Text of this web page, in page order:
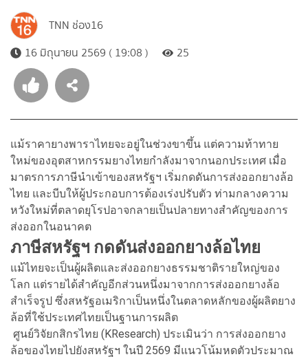
TNN ช่อง16
16 มิถุนายน 2569 ( 19:08 )
25
แม้ราคายางพาราไทยจะอยู่ในช่วงขาขึ้น แต่ความท้าทาย
ใหม่ของอุตสาหกรรมยางไทยกำลังมาจากนอกประเทศ เมื่อ
มาตรการภาษีนำเข้าของสหรัฐฯ เริ่มกดดันการส่งออกยางล้อ
ไทย และบีบให้ผู้ประกอบการต้องเร่งปรับตัว ท่ามกลางความ
หวังใหม่ที่ตลาดยุโรปอาจกลายเป็นปลายทางสำคัญของการ
ส่งออกในอนาคต
ภาษีสหรัฐฯ กดดันส่งออกยางล้อไทย
แม้ไทยจะเป็นผู้ผลิตและส่งออกยางธรรมชาติรายใหญ่ของ
โลก แต่รายได้สำคัญอีกส่วนหนึ่งมาจากการส่งออกยางล้อ
สำเร็จรูป ซึ่งสหรัฐอเมริกาเป็นหนึ่งในตลาดหลักของผู้ผลิตยาง
ล้อที่ใช้ประเทศไทยเป็นฐานการผลิต
ศูนย์วิจัยกสิกรไทย (KResearch) ประเมินว่า การส่งออกยาง
ล้อของไทยไปยังสหรัฐฯ ในปี 2569 มีแนวโน้มหดตัวประมาณ